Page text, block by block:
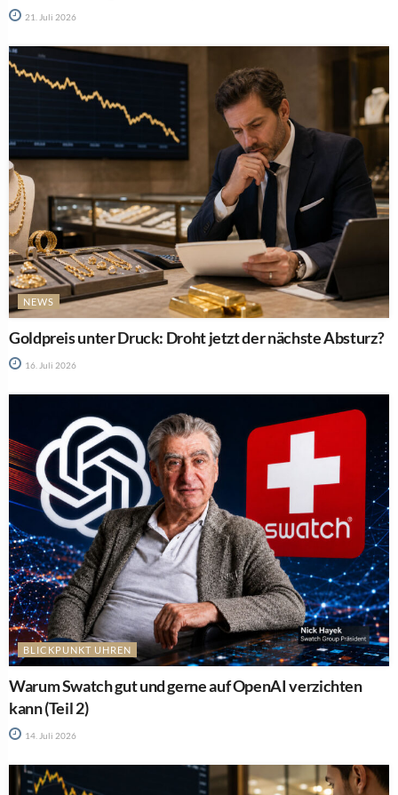
21. Juli 2026
NEWS
Goldpreis unter Druck: Droht jetzt der nächste Absturz?
16. Juli 2026
BLICKPUNKT UHREN
Warum Swatch gut und gerne auf OpenAI verzichten
kann (Teil 2)
14. Juli 2026